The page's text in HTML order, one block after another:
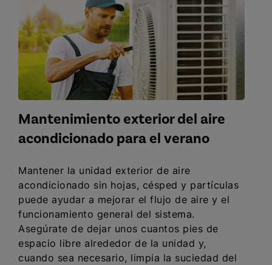
Mantenimiento exterior del aire
acondicionado para el verano
Mantener la unidad exterior de aire
acondicionado sin hojas, césped y partículas
puede ayudar a mejorar el flujo de aire y el
funcionamiento general del sistema.
Asegúrate de dejar unos cuantos pies de
espacio libre alrededor de la unidad y,
cuando sea necesario, limpia la suciedad del